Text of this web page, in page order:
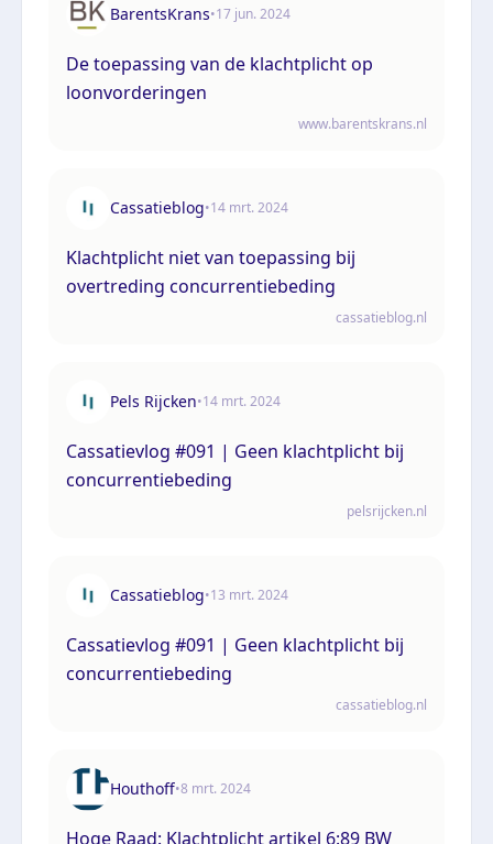
BarentsKrans•17 jun. 2024
De toepassing van de klachtplicht op
loonvorderingen
www.barentskrans.nl
Cassatieblog•14 mrt. 2024
Klachtplicht niet van toepassing bij
overtreding concurrentiebeding
cassatieblog.nl
Pels Rijcken•14 mrt. 2024
Cassatievlog #091 | Geen klachtplicht bij
concurrentiebeding
pelsrijcken.nl
Cassatieblog•13 mrt. 2024
Cassatievlog #091 | Geen klachtplicht bij
concurrentiebeding
cassatieblog.nl
Houthoff•8 mrt. 2024
Hoge Raad: Klachtplicht artikel 6:89 BW